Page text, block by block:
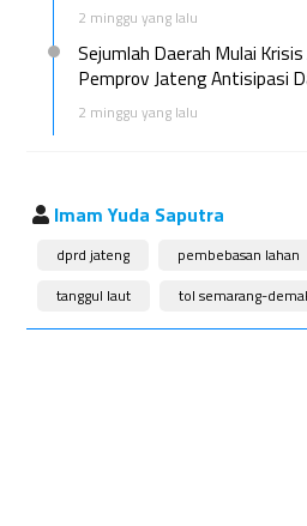
2 minggu yang lalu
Sejumlah Daerah Mulai
Pemprov Jateng Antisipasi
2 minggu yang lalu
Imam Yuda Saputra
dprd jateng pembebasan lahan
tanggul laut
tol semarang-